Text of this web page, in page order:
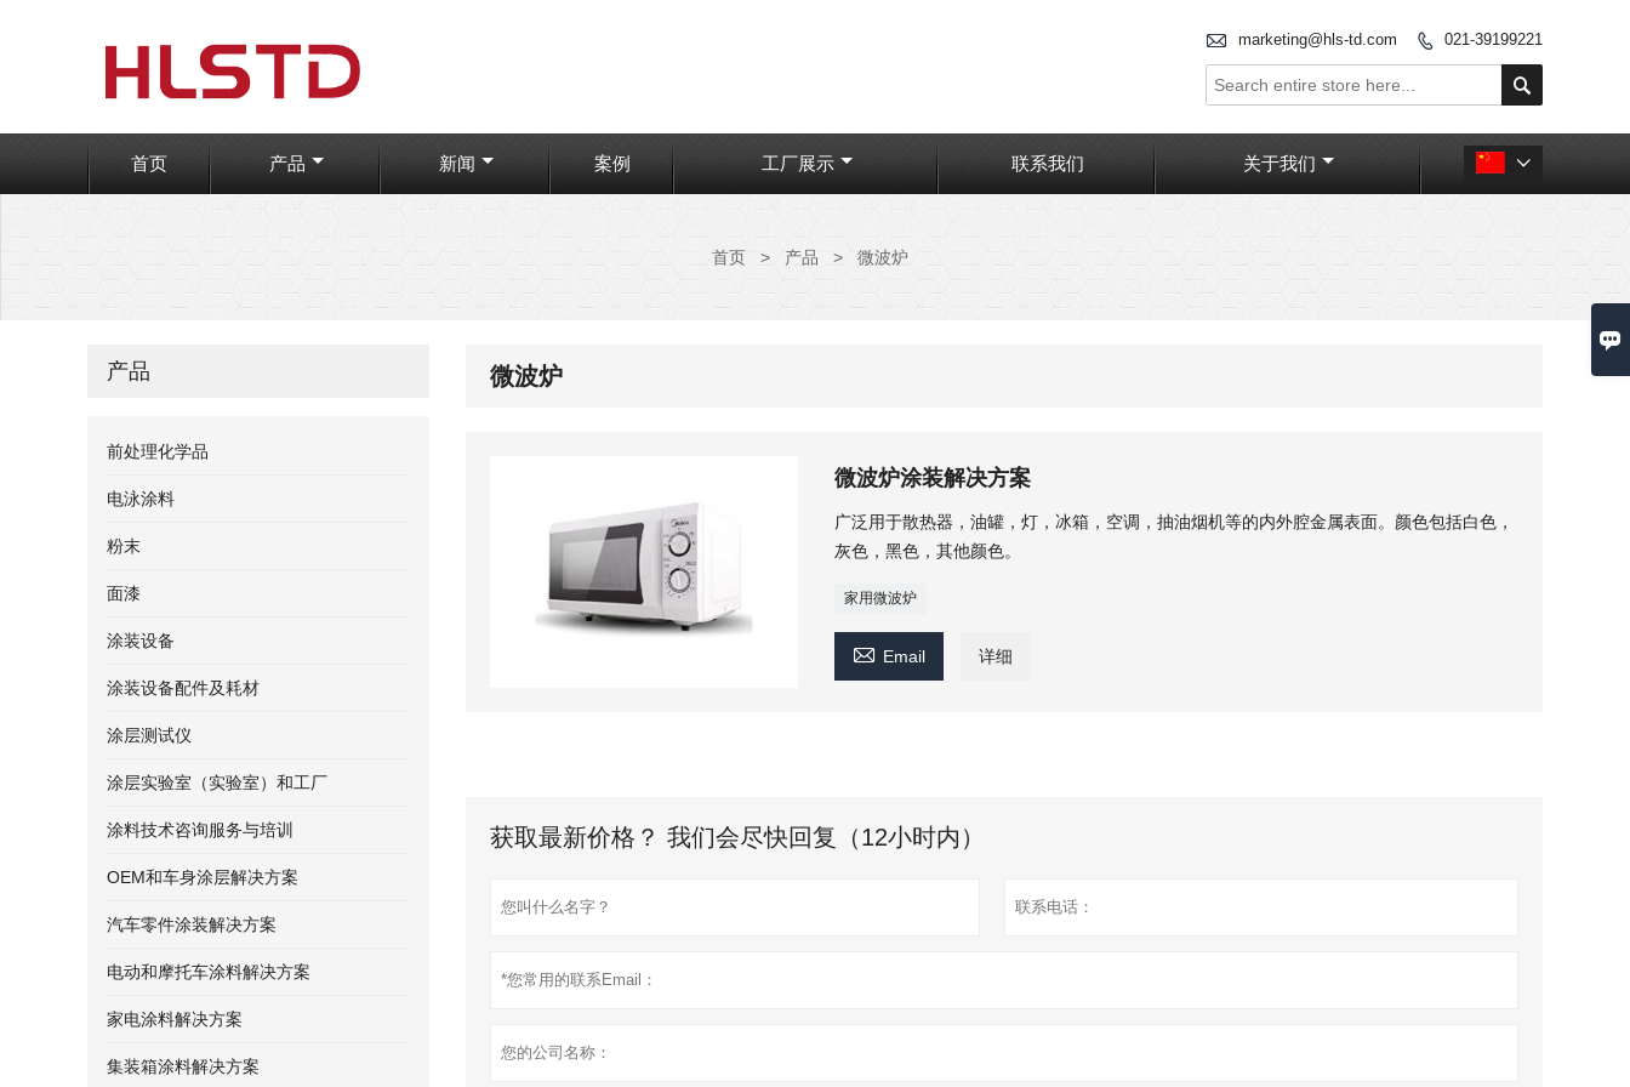

 marketing@hls-td.com  021-39199221

首页 产品 新闻 案例 工厂展示 联系我们 关于我们 
首页 > 产品 > 微波炉
微波炉
微波炉涂装解决方案
广泛用于散热器，油罐，灯，冰箱，空调，抽油烟机等的内外腔金属表面。颜色包括白色，
灰色，黑色，其他颜色。
家用微波炉
 Email 详细
获取最新价格？ 我们会尽快回复（12小时内）
产品
前处理化学品
电泳涂料
粉末
面漆
涂装设备
涂装设备配件及耗材
涂层测试仪
涂层实验室（实验室）和工厂
涂料技术咨询服务与培训
OEM和车身涂层解决方案
汽车零件涂装解决方案
电动和摩托车涂料解决方案
家电涂料解决方案
集装箱涂料解决方案